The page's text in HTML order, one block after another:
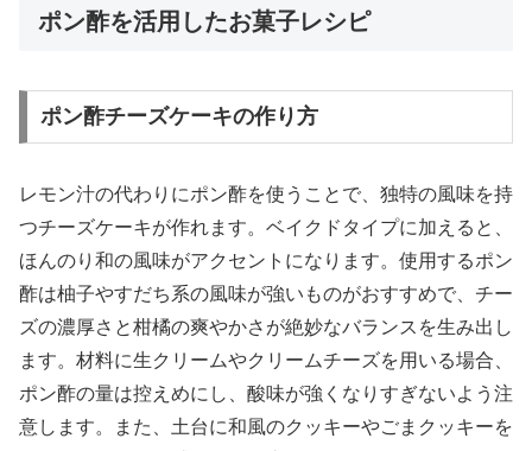
ポン酢を活用したお菓子レシピ
ポン酢チーズケーキの作り方
レモン汁の代わりにポン酢を使うことで、独特の風味を持
つチーズケーキが作れます。ベイクドタイプに加えると、
ほんのり和の風味がアクセントになります。使用するポン
酢は柚子やすだち系の風味が強いものがおすすめで、チー
ズの濃厚さと柑橘の爽やかさが絶妙なバランスを生み出し
ます。材料に生クリームやクリームチーズを用いる場合、
ポン酢の量は控えめにし、酸味が強くなりすぎないよう注
意します。また、土台に和風のクッキーやごまクッキーを